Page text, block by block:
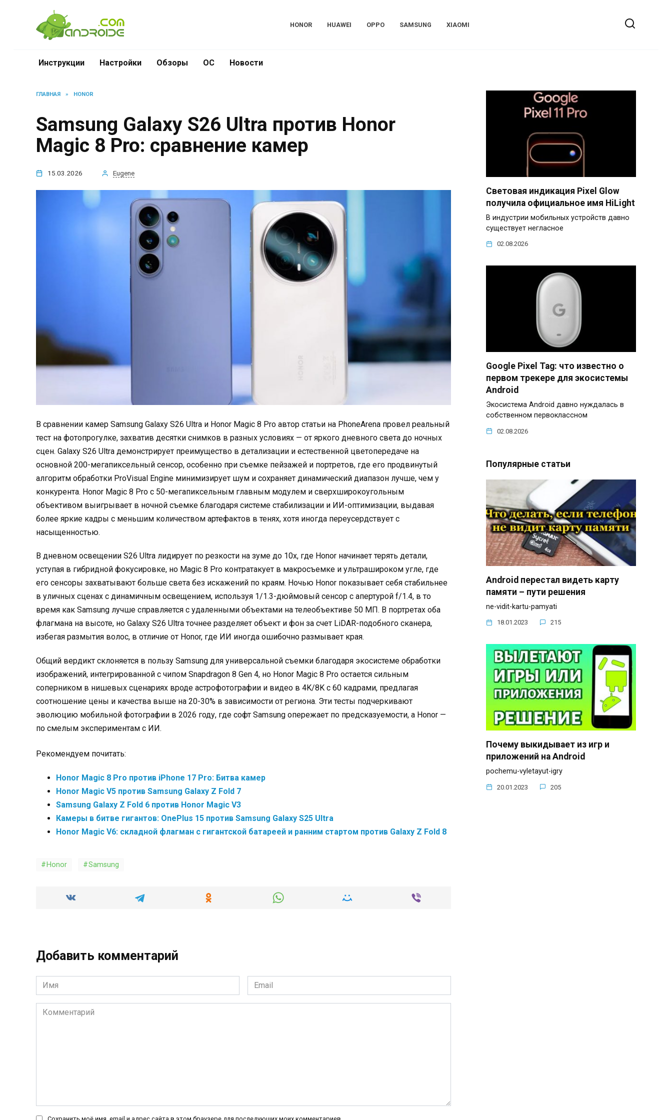
содержанию
HONOR HUAWEI OPPO SAMSUNG XIAOMI
Инструкции Настройки Обзоры ОС Новости
ГЛАВНАЯ » HONOR
Samsung Galaxy S26 Ultra против Honor
Magic 8 Pro: сравнение камер
15.03.2026 Eugene
В сравнении камер Samsung Galaxy S26 Ultra и Honor Magic 8 Pro автор статьи на PhoneArena провел реальный
тест на фотопрогулке, захватив десятки снимков в разных условиях — от яркого дневного света до ночных
сцен. Galaxy S26 Ultra демонстрирует преимущество в детализации и естественной цветопередаче на
основной 200-мегапиксельный сенсор, особенно при съемке пейзажей и портретов, где его продвинутый
алгоритм обработки ProVisual Engine минимизирует шум и сохраняет динамический диапазон лучше, чем у
конкурента. Honor Magic 8 Pro с 50-мегапиксельным главным модулем и сверхширокоугольным
объективом выигрывает в ночной съемке благодаря системе стабилизации и ИИ-оптимизации, выдавая
более яркие кадры с меньшим количеством артефактов в тенях, хотя иногда переусердствует с
насыщенностью.
В дневном освещении S26 Ultra лидирует по резкости на зуме до 10x, где Honor начинает терять детали,
уступая в гибридной фокусировке, но Magic 8 Pro контратакует в макросъемке и ультрашироком угле, где
его сенсоры захватывают больше света без искажений по краям. Ночью Honor показывает себя стабильнее
в уличных сценах с динамичным освещением, используя 1/1.3-дюймовый сенсор с апертурой f/1.4, в то
время как Samsung лучше справляется с удаленными объектами на телеобъективе 50 МП. В портретах оба
флагмана на высоте, но Galaxy S26 Ultra точнее разделяет объект и фон за счет LiDAR-подобного сканера,
избегая размытия волос, в отличие от Honor, где ИИ иногда ошибочно размывает края.
Общий вердикт склоняется в пользу Samsung для универсальной съемки благодаря экосистеме обработки
изображений, интегрированной с чипом Snapdragon 8 Gen 4, но Honor Magic 8 Pro остается сильным
соперником в нишевых сценариях вроде астрофотографии и видео в 4K/8K с 60 кадрами, предлагая
соотношение цены и качества выше на 20-30% в зависимости от региона. Эти тесты подчеркивают
эволюцию мобильной фотографии в 2026 году, где софт Samsung опережает по предсказуемости, а Honor —
по смелым экспериментам с ИИ.
Рекомендуем почитать:
Honor Magic 8 Pro против iPhone 17 Pro: Битва камер
Honor Magic V5 против Samsung Galaxy Z Fold 7
Samsung Galaxy Z Fold 6 против Honor Magic V3
Камеры в битве гигантов: OnePlus 15 против Samsung Galaxy S25 Ultra
Honor Magic V6: складной флагман с гигантской батареей и ранним стартом против Galaxy Z Fold 8
Honor Samsung
Добавить комментарий
Имя
*
Email
*
Комментарий
Световая индикация Pixel Glow
получила официальное имя HiLight
В индустрии мобильных устройств давно
существует негласное
02.08.2026
Google Pixel Tag: что известно о
первом трекере для экосистемы
Android
Экосистема Android давно нуждалась в
собственном первоклассном
02.08.2026
Популярные статьи
Android перестал видеть карту
памяти – пути решения
ne-vidit-kartu-pamyati
18.01.2023 215
Почему выкидывает из игр и
приложений на Android
pochemu-vyletayut-igry
20.01.2023 205